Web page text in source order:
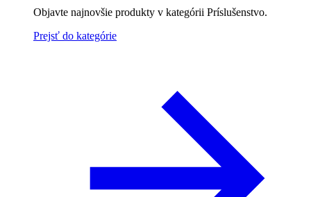
Objavte najnovšie produkty v kategórii Príslušenstvo.
Prejsť do kategórie